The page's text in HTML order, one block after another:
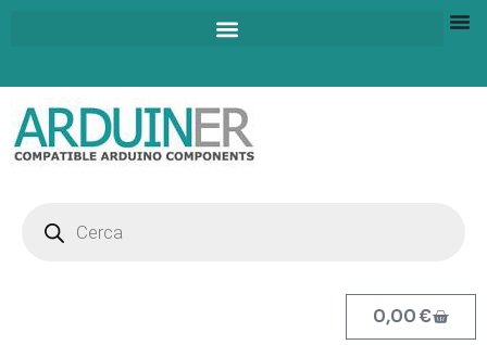
0,00€